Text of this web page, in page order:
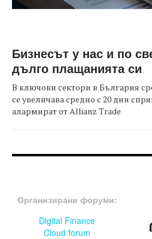
Бизнесът у нас и по
дълго плащанията си
В ключови сектори в България
се увеличава средно с 20 дни
алармират от Allianz Trade
Организирани форуми:
Digital Finance
Cloud forum